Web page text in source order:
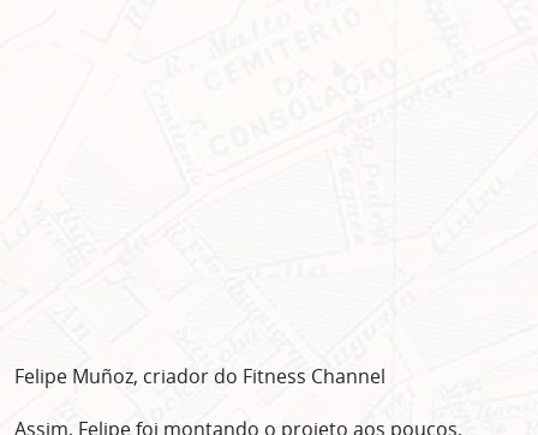
Felipe Muñoz, criador do Fitness Channel
Assim, Felipe foi montando o projeto aos poucos,